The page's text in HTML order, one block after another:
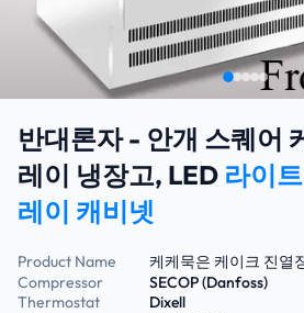
반대론자 - 안개 스퀘어
레이 냉장고, LED 라이
레이 캐비넷
Product Name
케케묵은 케이크 진열
Compressor
SECOP (Danfoss)
Thermostat
Dixell